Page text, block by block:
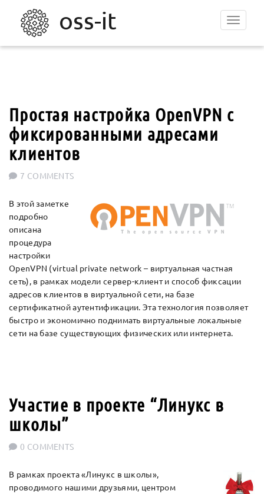
Toggle
Простая настройка OpenVPN с
фиксированными адресами
клиентов
7 COMMENTS
В этой заметке
подробно
описана
процедура
настройки
OpenVPN (virtual private network – виртуальная частная
сеть), в рамках модели сервер-клиент и способ фиксации
адресов клиентов в виртуальной сети, на базе
сертификатной аутентификации. Эта технология позволяет
быстро и экономично поднимать виртуальные локальные
сети на базе существующих физических или интернета.
Участие в проекте “Линукс в
школы”
0 COMMENTS
В рамках проекта «Линукс в школы»,
проводимого нашими друзьями, центром